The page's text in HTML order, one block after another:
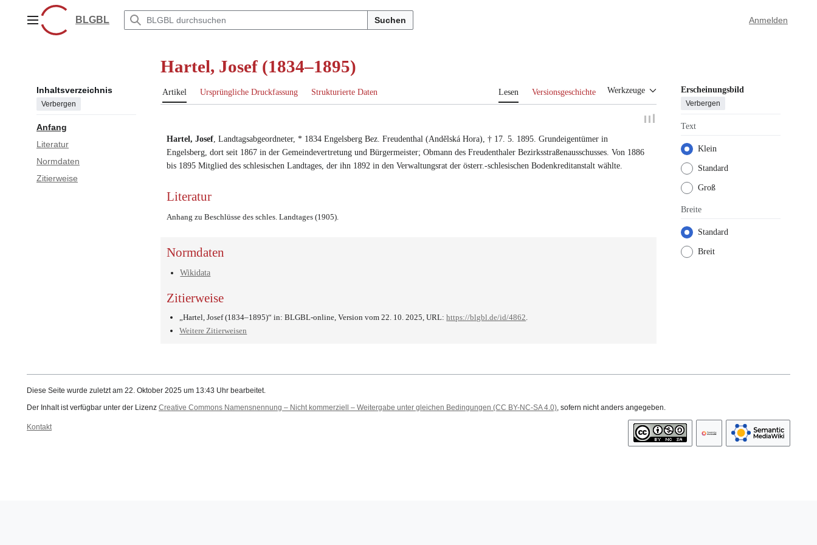
springenHauptmenüBLGBL Suchen Anmelden
Inhaltsverzeichnis
Verbergen
Anfang
Literatur
Normdaten
Zitierweise
Hartel, Josef (1834–1895)
Artikel Ursprüngliche Druckfassung Strukturierte Daten Lesen Versionsgeschichte Werkzeuge Erscheinungsbild
Verbergen
Text
Klein
Standard
Groß
Breite
Standard
Breit
Hartel, Josef, Landtagsabgeordneter, * 1834 Engelsberg Bez. Freudenthal (Andělská Hora), † 17. 5. 1895. Grundeigentümer in
Engelsberg, dort seit 1867 in der Gemeindevertretung und Bürgermeister; Obmann des Freudenthaler Bezirksstraßenausschusses. Von 1886
bis 1895 Mitglied des schlesischen Landtages, der ihn 1892 in den Verwaltungsrat der österr.-schlesischen Bodenkreditanstalt wählte.
Literatur
Anhang zu Beschlüsse des schles. Landtages (1905).
Normdaten
Wikidata
Zitierweise
„Hartel, Josef (1834–1895)“ in: BLGBL-online, Version vom 22. 10. 2025, URL:https://blgbl.de/id/4862.
Weitere Zitierweisen
Diese Seite wurde zuletzt am 22. Oktober 2025 um 13:43 Uhr bearbeitet.
Der Inhalt ist verfügbar unter der Lizenz Creative Commons Namensnennung – Nicht kommerziell – Weitergabe unter gleichen Bedingungen (CC BY-NC-SA 4.0), sofern nicht anders angegeben.
Kontakt